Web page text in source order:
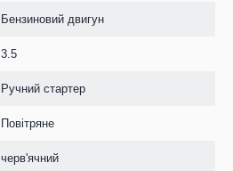
Бензиновий двигун
3.5
Ручний стартер
Повітряне
черв'ячний